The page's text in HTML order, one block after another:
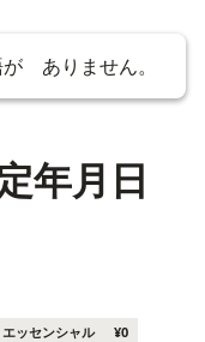
ありません。
年月日
ッセンシャル
¥0